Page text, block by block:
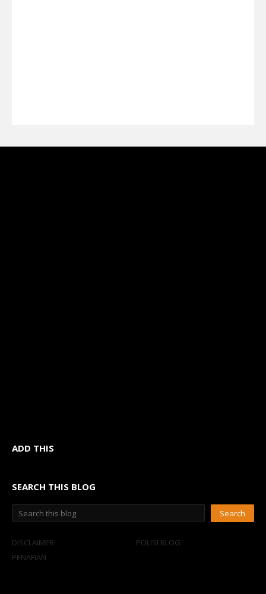
ADD THIS
SEARCH THIS BLOG
DISCLAIMER
POLISI BLOG
PENAFIAN